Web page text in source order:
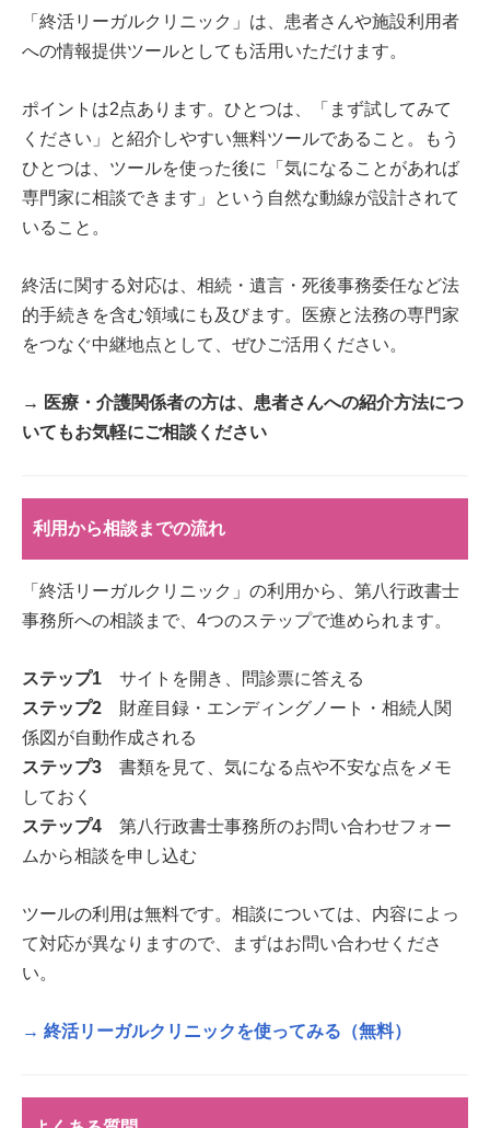
「終活リーガルクリニック」は、患者さんや施設利用者
への情報提供ツールとしても活用いただけます。
ポイントは2点あります。ひとつは、「まず試してみて
ください」と紹介しやすい無料ツールであること。もう
ひとつは、ツールを使った後に「気になることがあれば
専門家に相談できます」という自然な動線が設計されて
いること。
終活に関する対応は、相続・遺言・死後事務委任など法
的手続きを含む領域にも及びます。医療と法務の専門家
をつなぐ中継地点として、ぜひご活用ください。
→ 医療・介護関係者の方は、患者さんへの紹介方法につ
いてもお気軽にご相談ください
利用から相談までの流れ
「終活リーガルクリニック」の利用から、第八行政書士
事務所への相談まで、4つのステップで進められます。
ステップ1 サイトを開き、問診票に答える
ステップ2 財産目録・エンディングノート・相続人関
係図が自動作成される
ステップ3 書類を見て、気になる点や不安な点をメモ
しておく
ステップ4 第八行政書士事務所のお問い合わせフォー
ムから相談を申し込む
ツールの利用は無料です。相談については、内容によっ
て対応が異なりますので、まずはお問い合わせくださ
い。
→ 終活リーガルクリニックを使ってみる（無料）